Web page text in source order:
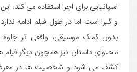
اسپانیایی برای اجرا استفاده می کند.
و گیرا است اما در طول فیلم ادامه
بدون کمک موسیقی، واقعی تر
محتوای داستان نیز همچون دیگر فیلم
کشف می شود و شخصیت ها در